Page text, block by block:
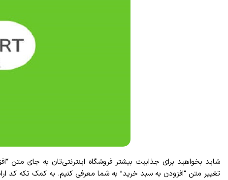
شاید بخواهید برای جذابیت بیشتر فروشگاه اینترنتی‌تان به جای متن
تغییر متن “افزودن به سبد خرید” به شما معرفی کنیم. به کمک تکه کد